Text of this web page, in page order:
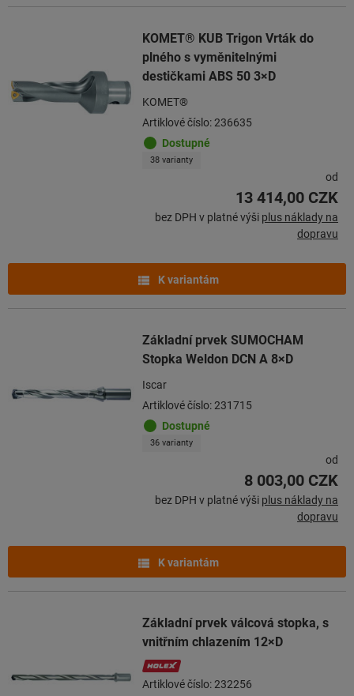
KOMET® KUB Trigon Vrták do
plného s vyměnitelnými
destičkami ABS 50 3×D
KOMET®
Artiklové číslo: 236635
Dostupné
38 varianty
od
13 414,00 CZK
bez DPH v platné výši plus náklady na
dopravu
K variantám
Základní prvek SUMOCHAM
Stopka Weldon DCN A 8×D
Iscar
Artiklové číslo: 231715
Dostupné
36 varianty
od
8 003,00 CZK
bez DPH v platné výši plus náklady na
dopravu
K variantám
Základní prvek válcová stopka, s
vnitřním chlazením 12×D
Artiklové číslo: 232256